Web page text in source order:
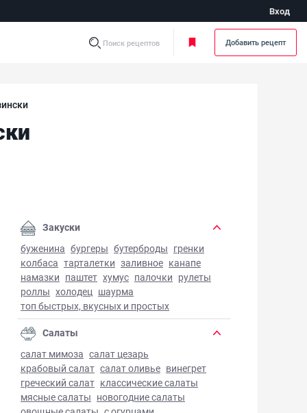
Вход
Поиск рецептов Добавить рецепт
хачапури по грузински - фото готового блюда
Закуски
буженина бургеры бутерброды гренки
колбаса тарталетки заливное канапе
намазки паштет хумус палочки рулеты
роллы холодец шаурма
топ быстрых, вкусных и простых
Салаты
салат мимоза салат цезарь
крабовый салат салат оливье винегрет
греческий салат классические салаты
мясные салаты новогодние салаты